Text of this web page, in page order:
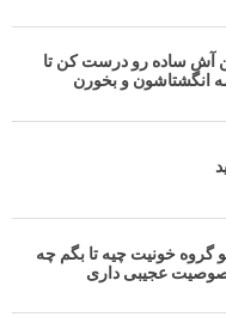
آش ساده رو درست کن تا
انگشتاشون و بخورن
گروه خونیت چیه تا بگم چه
عجیبی داری